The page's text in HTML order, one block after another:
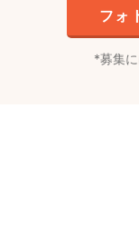
フォ
募集